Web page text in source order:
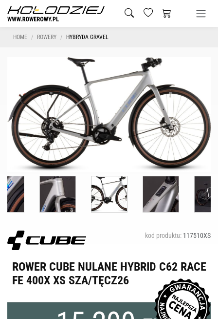
HOME ROWERY HYBRYDA GRAVEL
kod produktu: 117510XS
ROWER CUBE NULANE HYBRID C62 RACE
FE 400X XS SZA/TĘCZ26